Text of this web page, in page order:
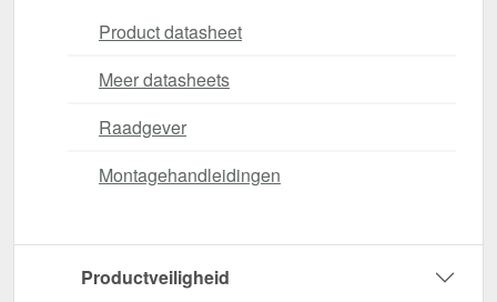
Product datasheet
Meer datasheets
Raadgever
Montagehandleidingen
Productveiligheid